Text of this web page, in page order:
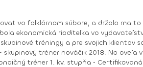
vo folklórnom súbore, a držalo ma to
tréningy a pre svojich klientov